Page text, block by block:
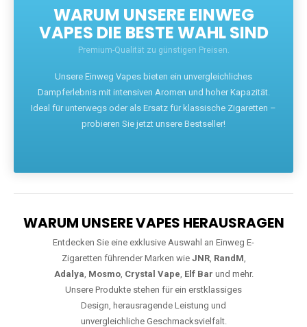
WARUM UNSERE EINWEG
VAPES DIE BESTE WAHL SIND
Premium-Qualität zu günstigen Preisen.
Unsere Einweg Vapes bieten ein unvergleichliches
Dampferlebnis mit intensiven Aromen und hoher Kapazität.
Ideal für unterwegs oder als Ersatz für klassische Zigaretten –
probieren Sie jetzt unsere Bestseller!
WARUM UNSERE VAPES HERAUSRAGEN
Entdecken Sie eine exklusive Auswahl an Einweg E-
Zigaretten führender Marken wie JNR, RandM,
Adalya, Mosmo, Crystal Vape, Elf Bar und mehr.
Unsere Produkte stehen für ein erstklassiges
Design, herausragende Leistung und
unvergleichliche Geschmacksvielfalt.